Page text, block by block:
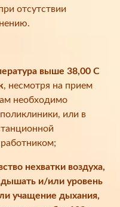
отсутствии
выше 38,00 С
, несмотря на прием
необходимо
или в
нехватки воздуха,
и/или уровень
учащение дыхания,